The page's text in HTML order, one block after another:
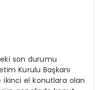
son durumu
Kurulu Başkanı
ikinci el konutlara olan